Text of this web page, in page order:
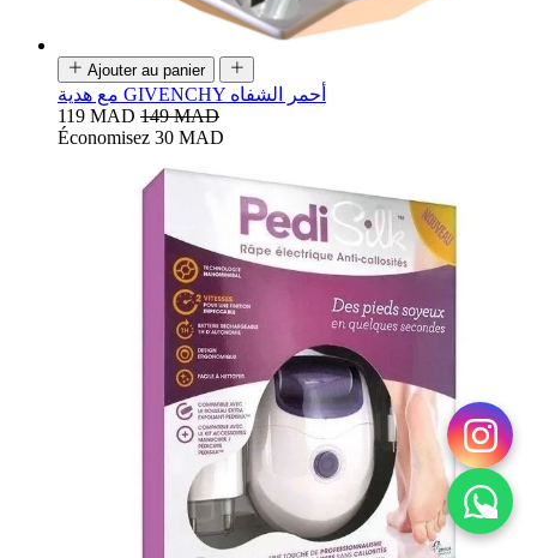
Ajouter au panier
مع هدية GIVENCHY أحمر الشفاه
119 MAD 149 MAD
Économisez 30 MAD